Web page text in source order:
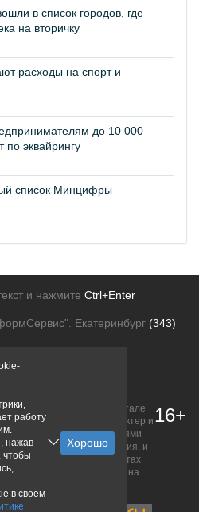
в список городов, где
на вторичку
расходы на спорт и
до 10 000
по эквайрингу
список Минцифры
и нажмите Ctrl+Enter
Екатеринбург (343)
размещенная на портале
ознакомительный характер и
определяемой положениями
и полного описания, и
уточняйте на сайтах
Исключительное право на
16+
работу
нажав
чтобы
в своём